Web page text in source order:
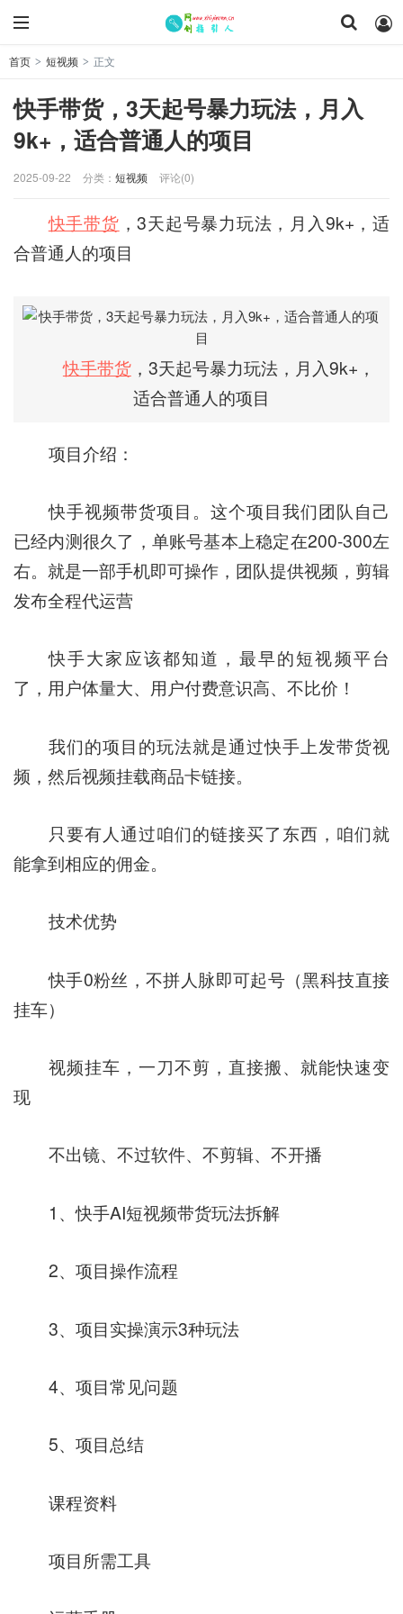
首页 > 短视频 > 正文
快手带货，3天起号暴力玩法，月入
9k+，适合普通人的项目
2025-09-22 分类： 短视频 评论(0)
快手带货 ，3天起号暴力玩法，月入9k+，适
合普通人的项目
快手带货，3天起号暴力玩法，月入9k+，
适合普通人的项目
项目介绍：
快手视频带货项目。这个项目我们团队自己
已经内测很久了，单账号基本上稳定在200-300左
右。就是一部手机即可操作，团队提供视频，剪辑
发布全程代运营
快手大家应该都知道，最早的短视频平台
了，用户体量大、用户付费意识高、不比价！
我们的项目的玩法就是通过快手上发带货视
频，然后视频挂载商品卡链接。
只要有人通过咱们的链接买了东西，咱们就
能拿到相应的佣金。
技术优势
快手0粉丝，不拼人脉即可起号（黑科技直接
挂车）
视频挂车，一刀不剪，直接搬、就能快速变
现
不出镜、不过软件、不剪辑、不开播
1、快手AI短视频带货玩法拆解
2、项目操作流程
3、项目实操演示3种玩法
4、项目常见问题
5、项目总结
课程资料
项目所需工具